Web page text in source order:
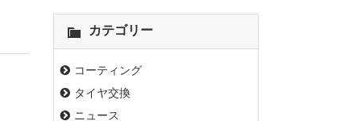
カテゴリー
コーティング
タイヤ交換
ニュース